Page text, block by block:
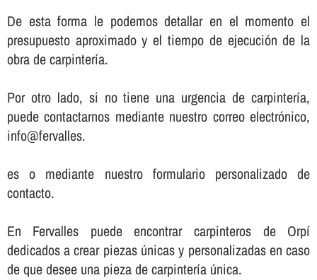
De esta forma le podemos detallar en el momento el
presupuesto aproximado y el tiempo de ejecución de la
obra de carpinterí­a.
Por otro lado, si no tiene una urgencia de carpinterí­a,
puede contactarnos mediante nuestro correo electrónico,
info@fervalles.
es o mediante nuestro formulario personalizado de
contacto.
En Fervalles puede encontrar carpinteros de Orpí
dedicados a crear piezas únicas y personalizadas en caso
de que desee una pieza de carpinterí­a única.